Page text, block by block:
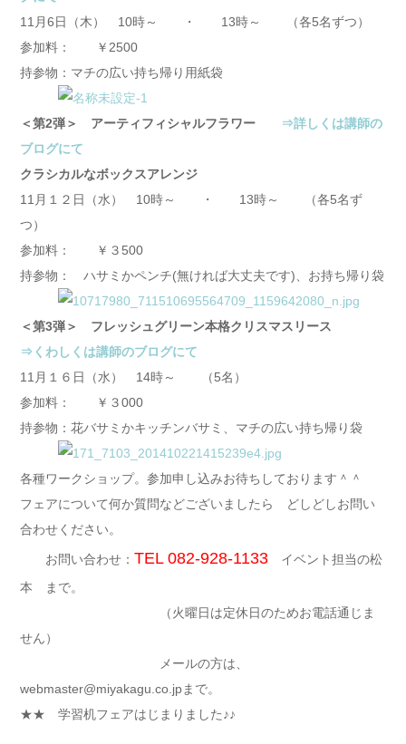
11月6日（木） 10時～ ・ 13時～ （各5名ずつ）
参加料： ￥2500
持参物：マチの広い持ち帰り用紙袋
＜第2弾＞ アーティフィシャルフラワー
⇒詳しくは講師の
ブログにて
クラシカルなボックスアレンジ
11月１２日（水） 10時～ ・ 13時～ （各5名ず
つ）
参加料： ￥３500
持参物： ハサミかペンチ(無ければ大丈夫です)、お持ち帰り袋
＜第3弾＞ フレッシュグリーン本格クリスマスリース
⇒くわしくは講師のブログにて
11月１６日（水） 14時～ （5名）
参加料： ￥３000
持参物：花バサミかキッチンバサミ、マチの広い持ち帰り袋
各種ワークショップ。参加申し込みお待ちしております＾＾
フェアについて何か質問などございましたら どしどしお問い
合わせください。
お問い合わせ： TEL 082-928-1133 イベント担当の松
本 まで。
（火曜日は定休日のためお電話通じま
せん）
メールの方は、
webmaster@miyakagu.co.jpまで。
★★ 学習机フェアはじまりました♪♪